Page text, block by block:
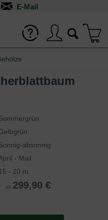
absonnig
- Mail
15 - 20 m
ab 299,90 €